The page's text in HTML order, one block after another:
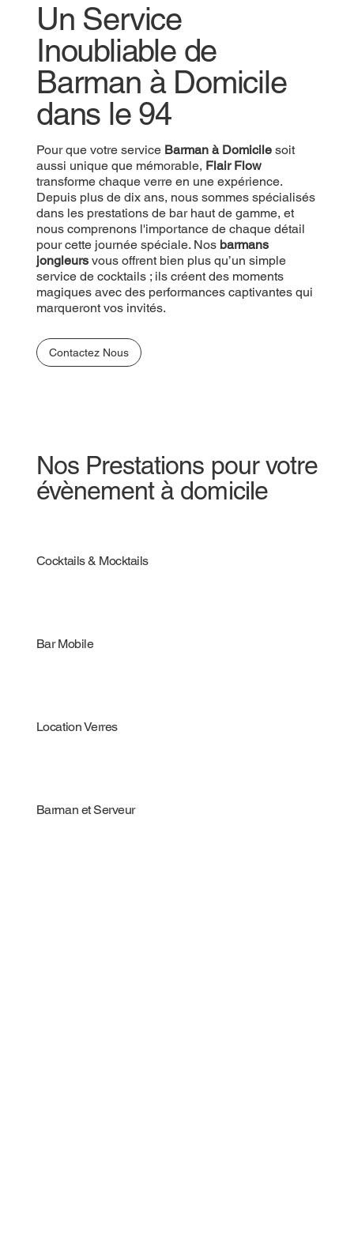
Un Service
Inoubliable de
Barman à Domicile
dans le 94
Pour que votre service Barman à Domicilesoit
aussi unique que mémorable, Flair Flow
transforme chaque verre en une expérience.
Depuis plus de dix ans, nous sommes spécialisés
dans les prestations de bar haut de gamme, et
nous comprenons l'importance de chaque détail
pour cette journée spéciale. Nos barmans
jongleursvous offrent bien plus qu’un simple
service de cocktails ; ils créent des moments
magiques avec des performances captivantes qui
marqueront vos invités.
Contactez Nous
Nos Prestations pour votre
évènement à domicile
Cocktails & Mocktails
Bar Mobile
Location Verres
Barman et Serveur